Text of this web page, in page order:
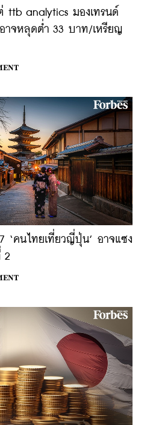
ttb analytics มองเทรนด์
าจหลุดต่ำ 33 บาท/เหรียญ
‘คนไทยเที่ยวญี่ปุ่น’ อาจแซง
2